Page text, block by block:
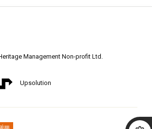
Management Non-profit Ltd.
Upsolution